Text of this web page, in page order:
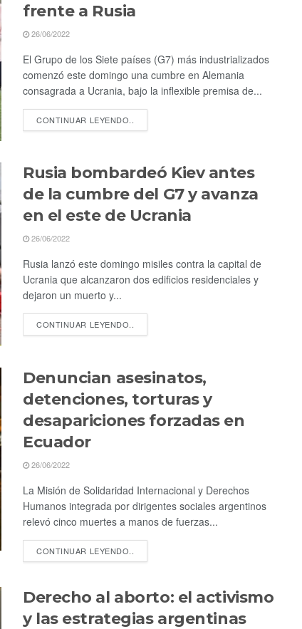
frente a Rusia
26/06/2022
El Grupo de los Siete países (G7) más industrializados
comenzó este domingo una cumbre en Alemania
consagrada a Ucrania, bajo la inflexible premisa de...
CONTINUAR LEYENDO..
Rusia bombardeó Kiev antes
de la cumbre del G7 y avanza
en el este de Ucrania
26/06/2022
Rusia lanzó este domingo misiles contra la capital de
Ucrania que alcanzaron dos edificios residenciales y
dejaron un muerto y...
CONTINUAR LEYENDO..
Denuncian asesinatos,
detenciones, torturas y
desapariciones forzadas en
Ecuador
26/06/2022
La Misión de Solidaridad Internacional y Derechos
Humanos integrada por dirigentes sociales argentinos
relevó cinco muertes a manos de fuerzas...
CONTINUAR LEYENDO..
Derecho al aborto: el activismo
y las estrategias argentinas